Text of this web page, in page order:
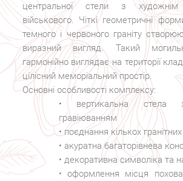
центральної стели з художнім
військового. Чіткі геометричні
темного і червоного граніту
виразний вигляд. Такий
гармонійно виглядає на території
цілісний меморіальний простір.
Основні особливості комплексу:
• вертикальна стела
гравіюванням
• поєднання кількох
• акуратна багаторівнева
• декоративна символіка та
• оформлення місця